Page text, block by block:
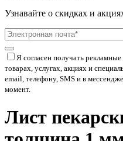
Узнавайте о скидках и
Я согласен получать
товарах, услугах, акциях и
email, телефону, SMS и в
момент.
Лист